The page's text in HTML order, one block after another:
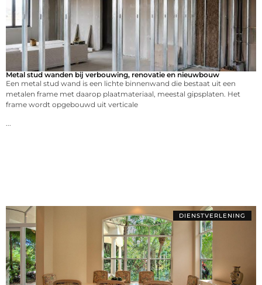
Metal stud wanden bij verbouwing, renovatie en nieuwbouw
Een metal stud wand is een lichte binnenwand die bestaat uit een
metalen frame met daarop plaatmateriaal, meestal gipsplaten. Het
frame wordt opgebouwd uit verticale
...
DIENSTVERLENING